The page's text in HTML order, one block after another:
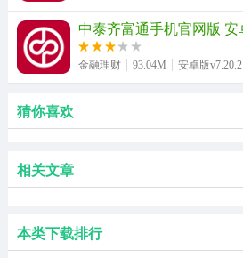
中泰齐富通手机官网版
金融理财 93.04M 安卓版
猜你喜欢
相关文章
本类下载排行